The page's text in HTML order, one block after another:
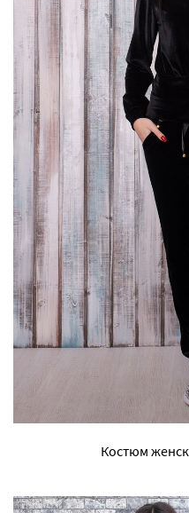
Костюм